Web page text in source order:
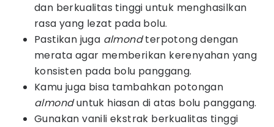
dan berkualitas tinggi untuk menghasilkan
rasa yang lezat pada bolu.
Pastikan juga almondterpotong dengan
merata agar memberikan kerenyahan yang
konsisten pada bolu panggang.
Kamu juga bisa tambahkan potongan
almonduntuk hiasan di atas bolu panggang.
Gunakan vanili ekstrak berkualitas tinggi